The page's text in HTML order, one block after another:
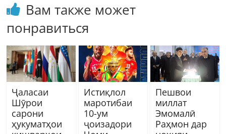
Вам также может
понравиться
Ҷаласаи
Шӯрои
сарони
ҳукуматҳои
Истиқлол
маротибаи
10-ум
ҷоизадори
Пешвои
миллат
Эмомалӣ
Раҳмон дар